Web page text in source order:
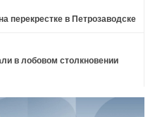
перекрестке в Петрозаводске
в лобовом столкновении